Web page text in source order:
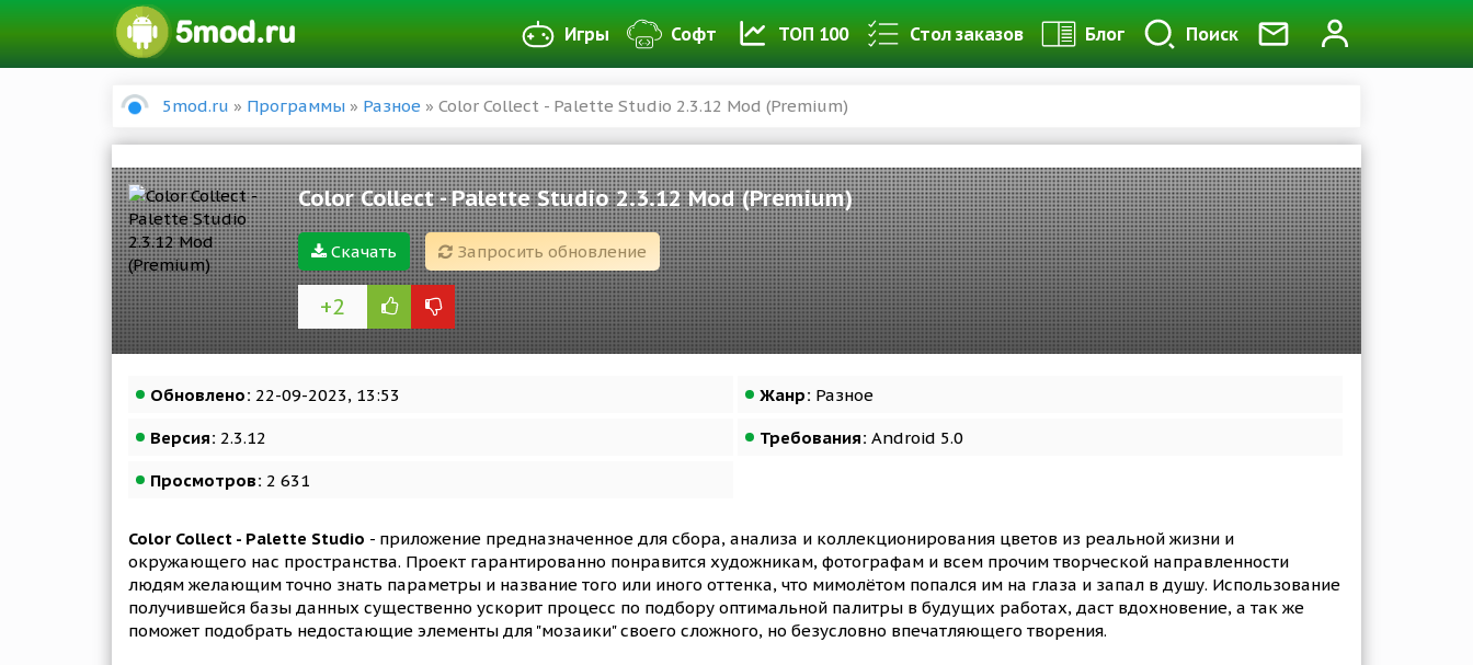
Игры Софт ТОП 100 Стол заказов Блог Поиск
5mod.ru » Программы » Разное » Color Collect - Palette Studio 2.3.12 Mod (Premium)
Color Collect - Palette Studio 2.3.12 Mod (Premium)
Скачать Запросить обновление
+2
Обновлено: 22-09-2023, 13:53 Жанр: Разное
Версия: 2.3.12 Требования: Android 5.0
Просмотров: 2 631
Color Collect - Palette Studio - приложение предназначенное для сбора, анализа и коллекционирования цветов из реальной жизни и
окружающего нас пространства. Проект гарантированно понравится художникам, фотографам и всем прочим творческой направленности
людям желающим точно знать параметры и название того или иного оттенка, что мимолётом попался им на глаза и запал в душу. Использование
получившейся базы данных существенно ускорит процесс по подбору оптимальной палитры в будущих работах, даст вдохновение, а так же
поможет подобрать недостающие элементы для "мозаики" своего сложного, но безусловно впечатляющего творения.